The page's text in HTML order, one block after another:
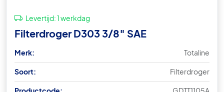
Levertijd:1 werkdag
Filterdroger D303 3/8″ SAE
Merk: Totaline
Soort: Filterdroger